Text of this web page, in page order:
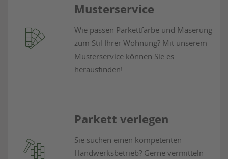
Musterservice
Wie passen Parkettfarbe und Maserung
zum Stil Ihrer Wohnung? Mit unserem
Musterservice können Sie es
herausfinden!
Parkett verlegen
Sie suchen einen kompetenten
Handwerksbetrieb? Gerne vermitteln